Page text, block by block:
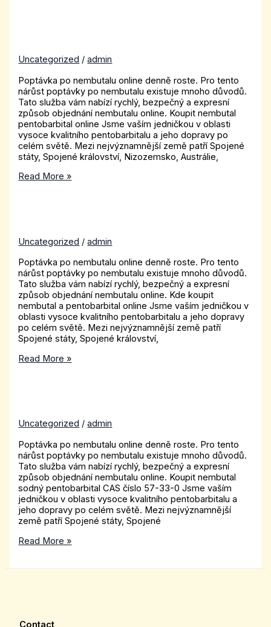
Uncategorized /admin
Poptávka po nembutalu online denně roste. Pro tento
nárůst poptávky po nembutalu existuje mnoho důvodů.
Tato služba vám nabízí rychlý, bezpečný a expresní
způsob objednání nembutalu online. Koupit nembutal
pentobarbital online Jsme vaším jedničkou v oblasti
vysoce kvalitního pentobarbitalu a jeho dopravy po
celém světě. Mezi nejvýznamnější země patří Spojené
státy, Spojené království, Nizozemsko, Austrálie,
Read More »
Uncategorized /admin
Poptávka po nembutalu online denně roste. Pro tento
nárůst poptávky po nembutalu existuje mnoho důvodů.
Tato služba vám nabízí rychlý, bezpečný a expresní
způsob objednání nembutalu online. Kde koupit
nembutal a pentobarbital online Jsme vaším jedničkou v
oblasti vysoce kvalitního pentobarbitalu a jeho dopravy
po celém světě. Mezi nejvýznamnější země patří
Spojené státy, Spojené království,
Read More »
Uncategorized /admin
Poptávka po nembutalu online denně roste. Pro tento
nárůst poptávky po nembutalu existuje mnoho důvodů.
Tato služba vám nabízí rychlý, bezpečný a expresní
způsob objednání nembutalu online. Koupit nembutal
sodný pentobarbital CAS číslo 57-33-0 Jsme vaším
jedničkou v oblasti vysoce kvalitního pentobarbitalu a
jeho dopravy po celém světě. Mezi nejvýznamnější
země patří Spojené státy, Spojené
Read More »
Contact